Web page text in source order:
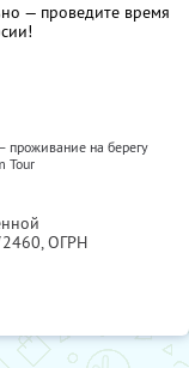
— проведите время
проживание на берегу
Tour
, ОГРН